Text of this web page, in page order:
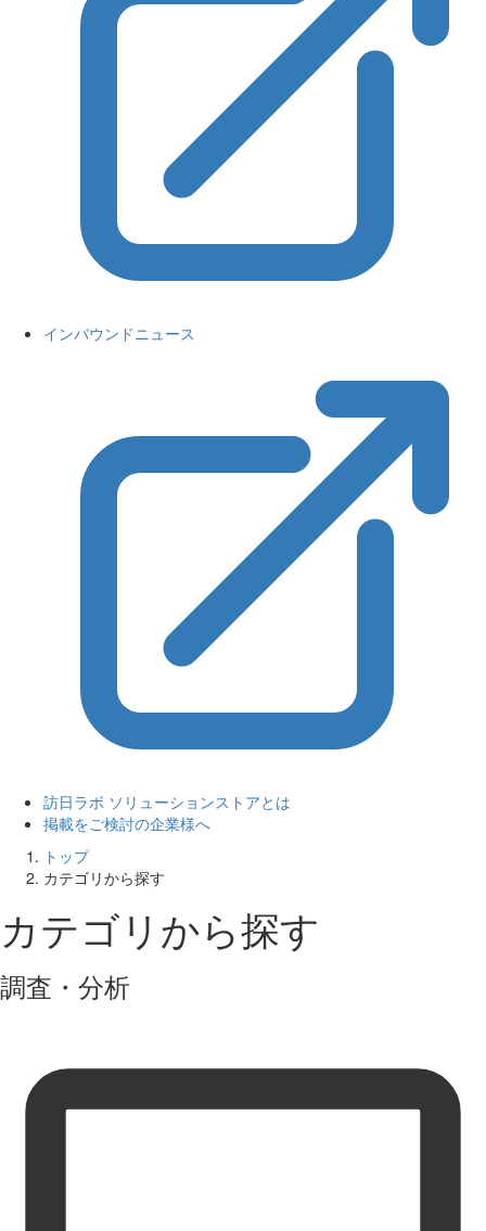
インバウンドニュース
訪日ラボ ソリューションストアとは
掲載をご検討の企業様へ
トップ
カテゴリから探す
カテゴリから探す
調査・分析